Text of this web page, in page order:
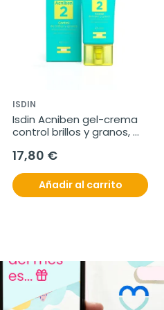
ISDIN
Isdin Acniben gel-crema
control brillos y granos,
17,80 €
Añadir al carrito